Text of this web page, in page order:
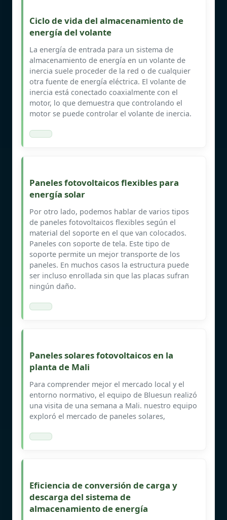
Ciclo de vida del almacenamiento de
energía del volante
La energía de entrada para un sistema de
almacenamiento de energía en un volante de
inercia suele proceder de la red o de cualquier
otra fuente de energía eléctrica. El volante de
inercia está conectado coaxialmente con el
motor, lo que demuestra que controlando el
motor se puede controlar el volante de inercia.
Paneles fotovoltaicos flexibles para
energía solar
Por otro lado, podemos hablar de varios tipos
de paneles fotovoltaicos flexibles según el
material del soporte en el que van colocados.
Paneles con soporte de tela. Este tipo de
soporte permite un mejor transporte de los
paneles. En muchos casos la estructura puede
ser incluso enrollada sin que las placas sufran
ningún daño.
Paneles solares fotovoltaicos en la
planta de Mali
Para comprender mejor el mercado local y el
entorno normativo, el equipo de Bluesun realizó
una visita de una semana a Mali. nuestro equipo
exploró el mercado de paneles solares,
Eficiencia de conversión de carga y
descarga del sistema de
almacenamiento de energía